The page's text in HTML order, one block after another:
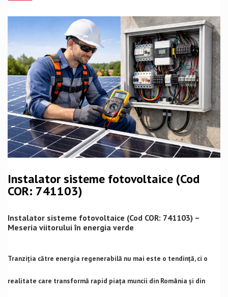
Instalator sisteme fotovoltaice (Cod
COR: 741103)
Instalator sisteme fotovoltaice (Cod COR: 741103) –
Meseria viitorului în energia verde
Tranziția către energia regenerabilă nu mai este o tendință, ci o
realitate care transformă rapid piața muncii din România și din